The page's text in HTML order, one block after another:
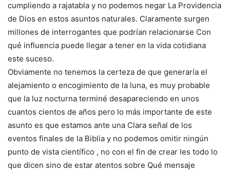
cumpliendo a rajatabla y no podemos negar La Providencia
de Dios en estos asuntos naturales. Claramente surgen
millones de interrogantes que podrían relacionarse Con
qué influencia puede llegar a tener en la vida cotidiana
este suceso.
Obviamente no tenemos la certeza de que generaría el
alejamiento o encogimiento de la luna, es muy probable
que la luz nocturna terminé desapareciendo en unos
cuantos cientos de años pero lo más importante de este
asunto es que estamos ante una Clara señal de los
eventos finales de la Biblia y no podemos omitir ningún
punto de vista científico , no con el fin de crear les todo lo
que dicen sino de estar atentos sobre Qué mensaje